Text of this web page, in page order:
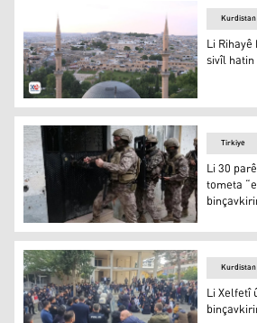
Li Rihayê hemû çalakiyên saziyên
Kurdistan
Li
sivîl
Li 30 parêzgehan 147 kes bi
Tirkiye
Li 30
tometa
Kurdistan
Li Xelfetî